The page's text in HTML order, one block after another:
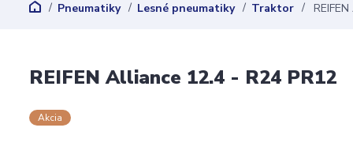
Pneumatiky Lesné pneumatiky Traktor
REIFEN Alliance 12.4 - R24 PR12
Akcia